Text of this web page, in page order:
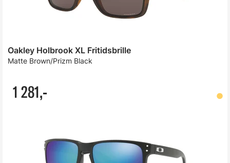
Oakley Holbrook XL Fritidsbrille
Matte Brown/Prizm Black
1 281,-